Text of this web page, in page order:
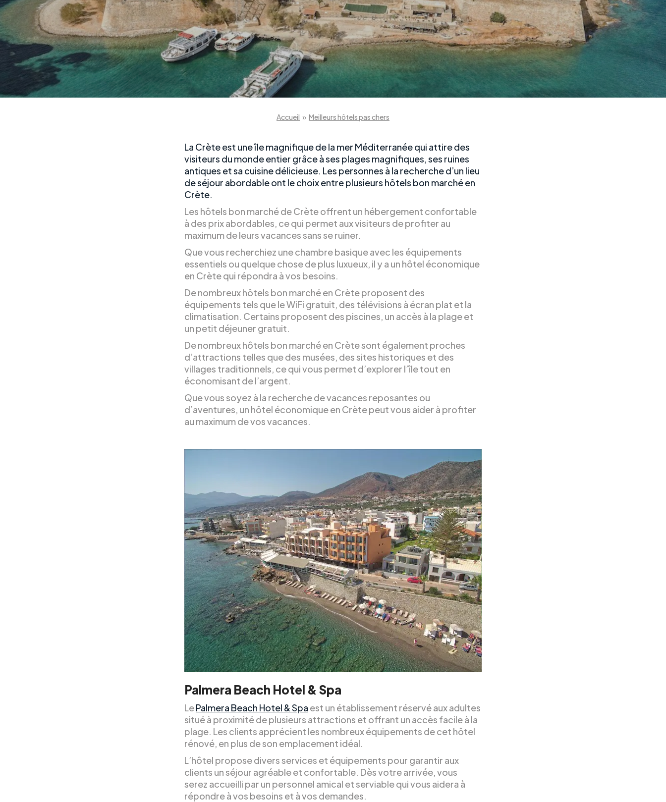
Accueil » Meilleurs hôtels pas chers
La Crète est une île magnifique de la mer Méditerranée qui attire des
visiteurs du monde entier grâce à ses plages magnifiques, ses ruines
antiques et sa cuisine délicieuse. Les personnes à la recherche d’un lieu
de séjour abordable ont le choix entre plusieurs hôtels bon marché en
Crète.
Les hôtels bon marché de Crète offrent un hébergement confortable
à des prix abordables, ce qui permet aux visiteurs de profiter au
maximum de leurs vacances sans se ruiner.
Que vous recherchiez une chambre basique avec les équipements
essentiels ou quelque chose de plus luxueux, il y a un hôtel économique
en Crète qui répondra à vos besoins.
De nombreux hôtels bon marché en Crète proposent des
équipements tels que le WiFi gratuit, des télévisions à écran plat et la
climatisation. Certains proposent des piscines, un accès à la plage et
un petit déjeuner gratuit.
De nombreux hôtels bon marché en Crète sont également proches
d’attractions telles que des musées, des sites historiques et des
villages traditionnels, ce qui vous permet d’explorer l’île tout en
économisant de l’argent.
Que vous soyez à la recherche de vacances reposantes ou
d’aventures, un hôtel économique en Crète peut vous aider à profiter
au maximum de vos vacances.
Palmera Beach Hotel & Spa
LePalmera Beach Hotel & Spa est un établissement réservé aux adultes
situé à proximité de plusieurs attractions et offrant un accès facile à la
plage. Les clients apprécient les nombreux équipements de cet hôtel
rénové, en plus de son emplacement idéal.
L’hôtel propose divers services et équipements pour garantir aux
clients un séjour agréable et confortable. Dès votre arrivée, vous
serez accueilli par un personnel amical et serviable qui vous aidera à
répondre à vos besoins et à vos demandes.